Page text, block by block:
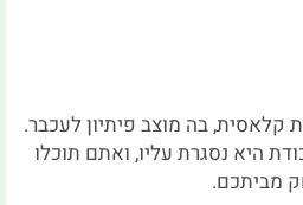
קלאסית, בה מוצב פיתיון לעכבר.
היא נסגרת עליו, ואתם תוכלו
מביתכם.